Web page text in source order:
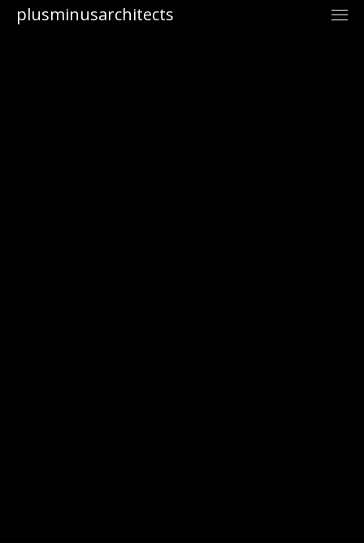
plusminusarchitects